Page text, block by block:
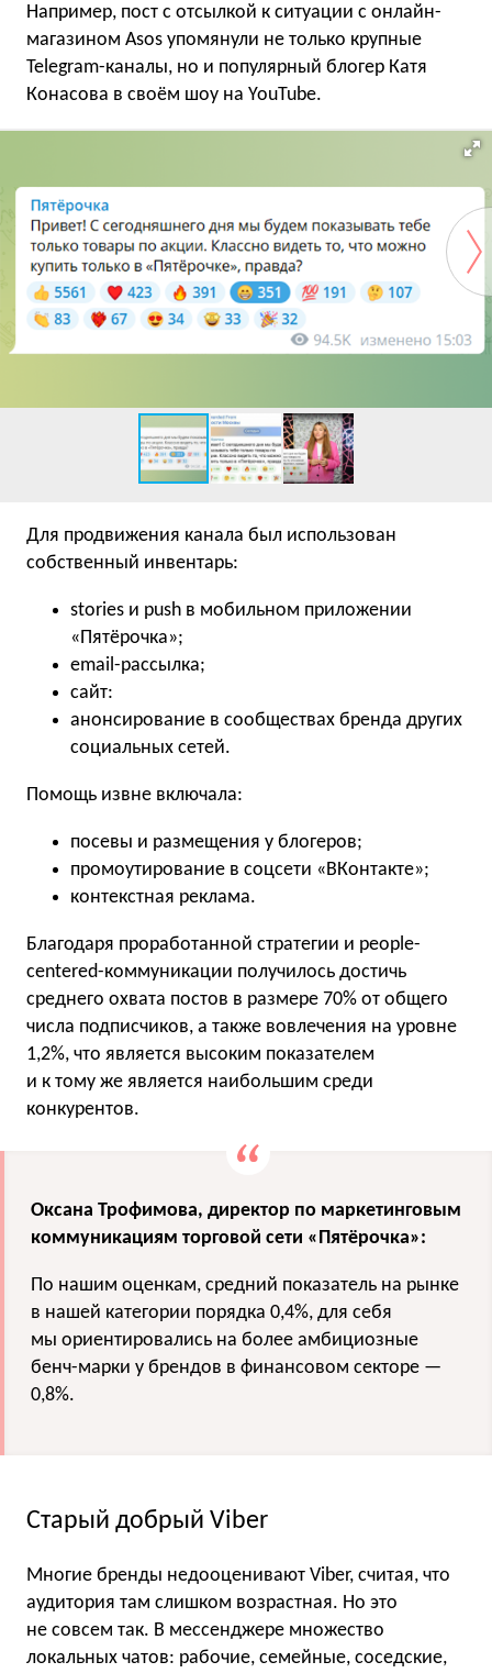
Например, пост с отсылкой к ситуации с онлайн-
магазином Asos упомянули не только крупные
Telegram-каналы, но и популярный блогер Катя
Конасова в своём шоу на YouTube.
Для продвижения канала был использован
собственный инвентарь:
stories и push в мобильном приложении
«Пятёрочка»;
email-рассылка;
сайт:
анонсирование в сообществах бренда других
социальных сетей.
Помощь извне включала:
посевы и размещения у блогеров;
промоутирование в соцсети «ВКонтакте»;
контекстная реклама.
Благодаря проработанной стратегии и people-
centered-коммуникации получилось достичь
среднего охвата постов в размере 70% от общего
числа подписчиков, а также вовлечения на уровне
1,2%, что является высоким показателем
и к тому же является наибольшим среди
конкурентов.
Оксана Трофимова, директор по маркетинговым
коммуникациям торговой сети «Пятёрочка»:
По нашим оценкам, средний показатель на рынке
в нашей категории порядка 0,4%, для себя
мы ориентировались на более амбициозные
бенч-марки у брендов в финансовом секторе —
0,8%.
Старый добрый Viber
Многие бренды недооценивают Viber, считая, что
аудитория там слишком возрастная. Но это
не совсем так. В мессенджере множество
локальных чатов: рабочие, семейные, соседские,